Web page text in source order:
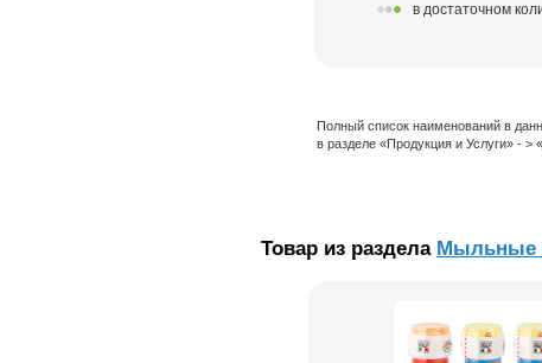
в достаточном
Полный список наименований в
в разделе «Продукция и Услуги» -
Товар из раздела Мыльные